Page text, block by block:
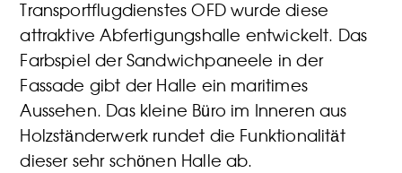
Transportflugdienstes OFD wurde diese
attraktive Abfertigungshalle entwickelt. Das
Farbspiel der Sandwichpaneele in der
Fassade gibt der Halle ein maritimes
Aussehen. Das kleine Büro im Inneren aus
Holzständerwerk rundet die Funktionalität
dieser sehr schönen Halle ab.